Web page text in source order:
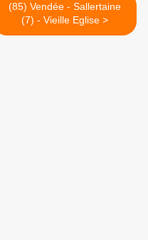
(85) Vendée - Sallertaine
(7) - Vieille Eglise >